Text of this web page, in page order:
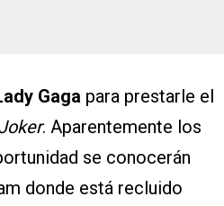
Gaga para prestarle el
. Aparentemente los
se conocerán
donde está recluido